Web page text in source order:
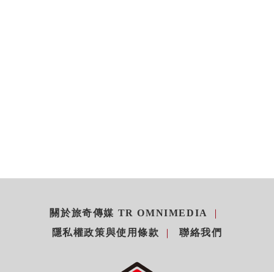
關於旅奇傳媒 TR OMNIMEDIA
隱私權政策與使用條款
聯絡我們